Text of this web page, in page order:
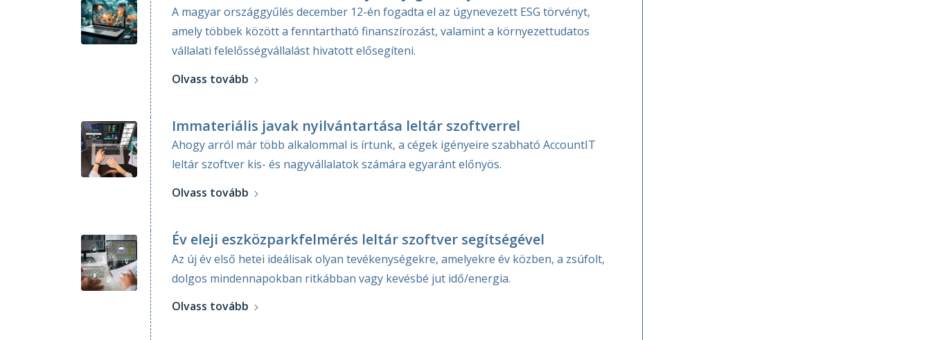
A magyar országgyűlés december 12-én fogadta el az úgynevezett ESG törvényt,
amely többek között a fenntartható finanszírozást, valamint a környezettudatos
vállalati felelősségvállalást hivatott elősegíteni.
Olvass tovább
Immateriális javak nyilvántartása leltár szoftverrel
Ahogy arról már több alkalommal is írtunk, a cégek igényeire szabható AccountIT
leltár szoftver kis- és nagyvállalatok számára egyaránt előnyös.
Olvass tovább
Év eleji eszközparkfelmérés leltár szoftver segítségével
Az új év első hetei ideálisak olyan tevékenységekre, amelyekre év közben, a zsúfolt,
dolgos mindennapokban ritkábban vagy kevésbé jut idő/energia.
Olvass tovább